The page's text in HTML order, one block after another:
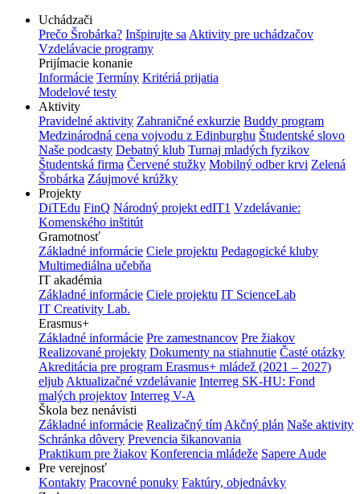
Uchádzači
Prečo Šrobárka? Inšpirujte sa Aktivity pre uchádzačov
Vzdelávacie programy
Prijímacie konanie
Informácie Termíny Kritériá prijatia
Modelové testy
Aktivity
Pravidelné aktivity Zahraničné exkurzie Buddy program
Medzinárodná cena vojvodu z Edinburghu Študentské slovo
Naše podcasty Debatný klub Turnaj mladých fyzikov
Študentská firma Červené stužky Mobilný odber krvi Zelená
Šrobárka Záujmové krúžky
Projekty
DiTEdu FinQ Národný projekt edIT1 Vzdelávanie:
Komenského inštitút
Gramotnosť
Základné informácie Ciele projektu Pedagogické kluby
Multimediálna učebňa
IT akadémia
Základné informácie Ciele projektu IT ScienceLab
IT Creativity Lab.
Erasmus+
Základné informácie Pre zamestnancov Pre žiakov
Realizované projekty Dokumenty na stiahnutie Časté otázky
Akreditácia pre program Erasmus+ mládež (2021 – 2027)
eljub Aktualizačné vzdelávanie Interreg SK-HU: Fond
malých projektov Interreg V-A
Škola bez nenávisti
Základné informácie Realizačný tím Akčný plán Naše aktivity
Schránka dôvery Prevencia šikanovania
Praktikum pre žiakov Konferencia mládeže Sapere Aude
Pre verejnosť
Kontakty Pracovné ponuky Faktúry, objednávky